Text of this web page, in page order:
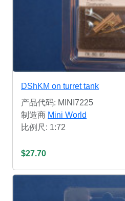
DShKM on turret tank
产品代码: MINI7225
制造商 Mini World
比例尺: 1:72
$27.70